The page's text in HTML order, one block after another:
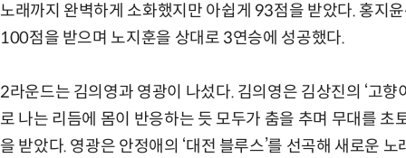
노래까지 완벽하게 소화했지만 아쉽게 93점을 받았다. 홍지
100점을 받으며 노지훈을 상대로 3연승에 성공했다.
2라운드는 김의영과 영광이 나섰다. 김의영은 김상진의 ‘고
로 나는 리듬에 몸이 반응하는 듯 모두가 춤을 추며 무대를
을 받았다. 영광은 안정애의 ‘대전 블루스’를 선곡해 새로운